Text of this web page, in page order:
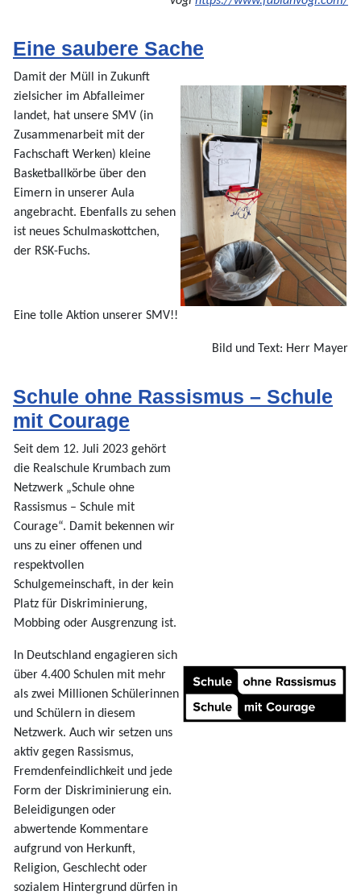
Eine saubere Sache
Damit der Müll in Zukunft
zielsicher im Abfalleimer
landet, hat unsere SMV (in
Zusammenarbeit mit der
Fachschaft Werken) kleine
Basketballkörbe über den
Eimern in unserer Aula
angebracht. Ebenfalls zu sehen
ist neues Schulmaskottchen,
der RSK-Fuchs.
Eine tolle Aktion unserer SMV!!
Bild und Text: Herr Mayer
Schule ohne Rassismus – Schule
mit Courage
Seit dem 12. Juli 2023 gehört
die Realschule Krumbach zum
Netzwerk „Schule ohne
Rassismus – Schule mit
Courage“. Damit bekennen wir
uns zu einer offenen und
respektvollen
Schulgemeinschaft, in der kein
Platz für Diskriminierung,
Mobbing oder Ausgrenzung ist.
In Deutschland engagieren sich
über 4.400 Schulen mit mehr
als zwei Millionen Schülerinnen
und Schülern in diesem
Netzwerk. Auch wir setzen uns
aktiv gegen Rassismus,
Fremdenfeindlichkeit und jede
Form der Diskriminierung ein.
Beleidigungen oder
abwertende Kommentare
aufgrund von Herkunft,
Religion, Geschlecht oder
sozialem Hintergrund dürfen in